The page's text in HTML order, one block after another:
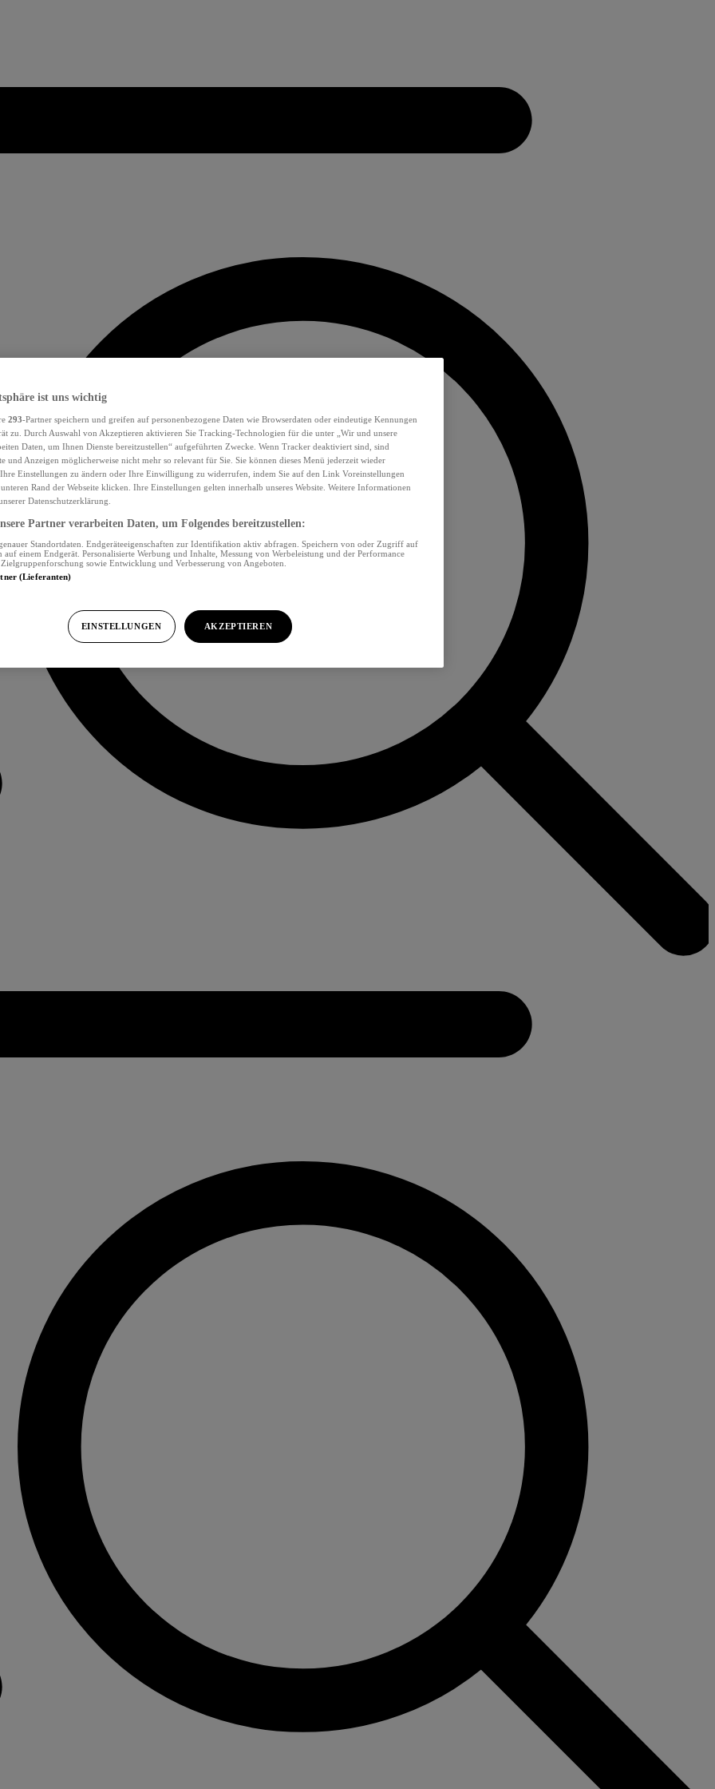
ist uns wichtig
293-Partner speichern und greifen auf personenbezogene Daten wie Browserdaten oder eindeutige Kennungen
zu. Durch Auswahl von Akzeptieren aktivieren Sie Tracking-Technologien für die unter „Wir und unsere
Daten, um Ihnen Dienste bereitzustellen“ aufgeführten Zwecke. Wenn Tracker deaktiviert sind, sind
und Anzeigen möglicherweise nicht mehr so relevant für Sie. Sie können dieses Menü jederzeit wieder
Einstellungen zu ändern oder Ihre Einwilligung zu widerrufen, indem Sie auf den Link Voreinstellungen
Rand der Webseite klicken. Ihre Einstellungen gelten innerhalb unseres Website. Weitere Informationen
Datenschutzerklärung.
Partner verarbeiten Daten, um Folgendes bereitzustellen:
Standortdaten. Endgeräteeigenschaften zur Identifikation aktiv abfragen. Speichern von oder Zugriff auf
einem Endgerät. Personalisierte Werbung und Inhalte, Messung von Werbeleistung und der Performance
sowie Entwicklung und Verbesserung von Angeboten.
(Lieferanten)
EINSTELLUNGEN AKZEPTIEREN